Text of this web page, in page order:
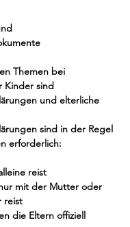
Themen bei
Kinder sind
und elterliche
sind in der Regel
erforderlich:
reist
mit der Mutter oder
reist
die Eltern offiziell